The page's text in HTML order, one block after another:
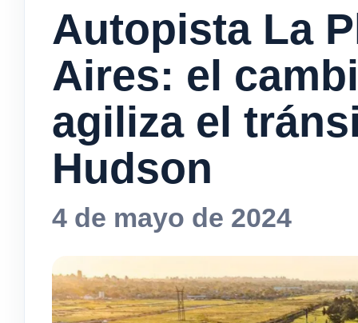
Autopista La
Aires: el
agiliza el
Hudson
4 de mayo de 2024